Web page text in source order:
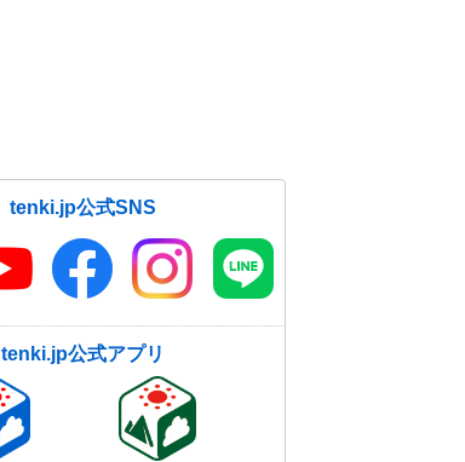
tenki.jp公式SNS
tenki.jp公式アプリ